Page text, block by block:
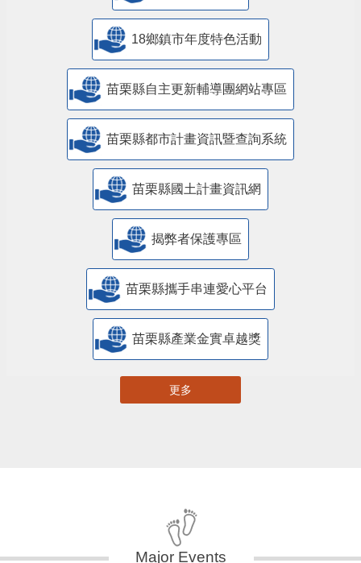
18鄉鎮市年度特色活動
苗栗縣自主更新輔導團網站專區
苗栗縣都市計畫資訊暨查詢系統
苗栗縣國土計畫資訊網
揭弊者保護專區
苗栗縣攜手串連愛心平台
苗栗縣產業金實卓越獎
更多